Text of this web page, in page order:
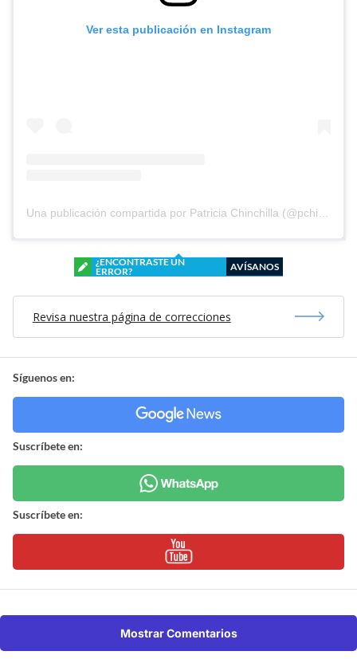
Ver esta publicación en Instagram
¿ENCONTRASTE UN
ERROR?
AVÍSANOS
Revisa nuestra página de correcciones
Síguenos en:
Suscríbete en:
Suscríbete en:
Mostrar Comentarios